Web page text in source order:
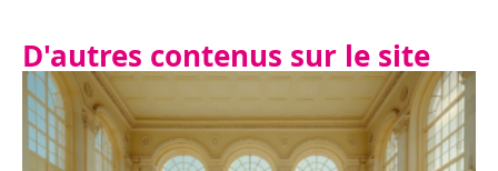
D'autres contenus sur le site